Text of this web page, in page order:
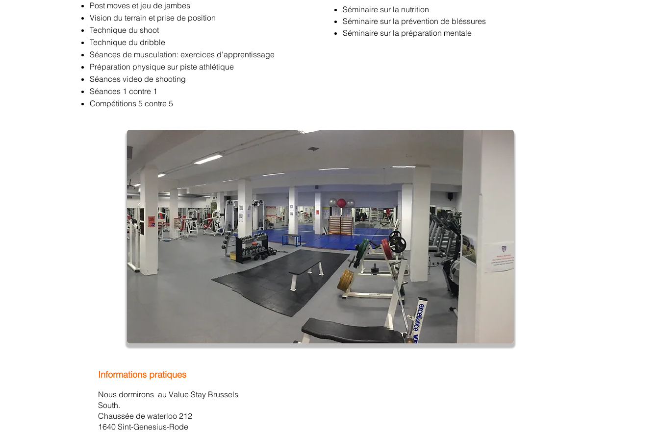
Post moves et jeu de jambes
Vision du terrain et prise de position
Technique du shoot
Technique du dribble
Séances de musculation: exercices d'apprentissage
Préparation physique sur piste athlétique
Séances video de shooting
Séances 1 contre 1
Compétitions 5 contre 5
​Séminaire sur la nutrition
Séminaire sur la prévention de bléssures
Séminaire sur la préparation mentale
Informations pratiques
Nous dormirons au Value Stay Brussels
South.
Chaussée de waterloo 212
1640 Sint-Genesius-Rode